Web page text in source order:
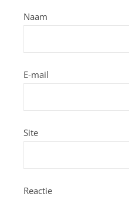
Naam
E-mail
Site
Reactie